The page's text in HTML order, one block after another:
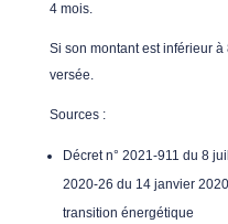
4 mois.
Si son montant est inférieur
versée.
Sources :
Décret n° 2021-911 du 8
2020-26 du 14 janvier
transition énergétique